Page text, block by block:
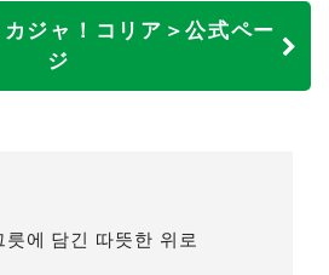
ジャ！コリア＞公式ペー
ジ
에 담긴 따뜻한 위로